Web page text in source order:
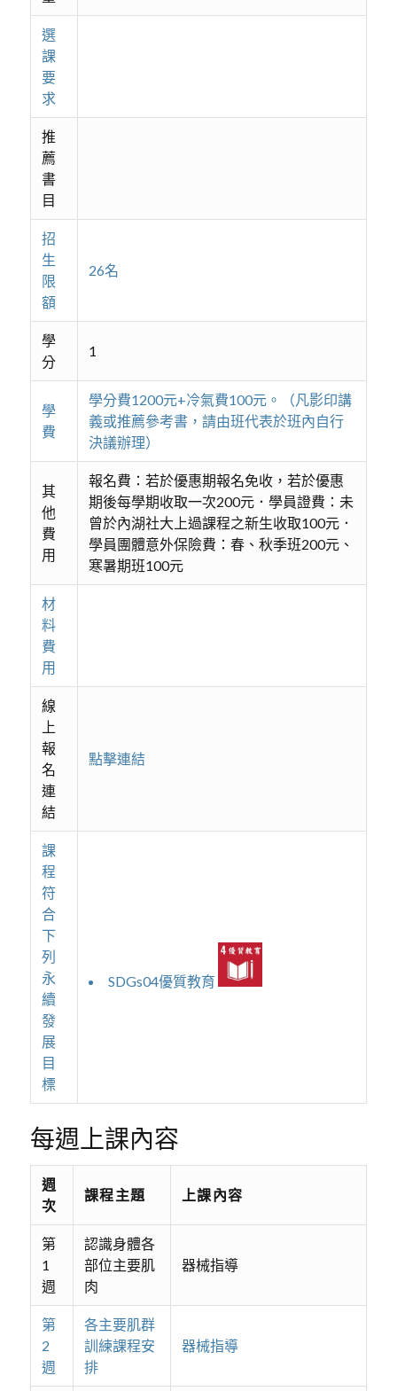
選
課
要
求
推
薦
書
目
招
生
限
額
26名
學
分
1
學
費
學分費1200元+冷氣費100元。（凡影印講
義或推薦參考書，請由班代表於班內自行
決議辦理）
其
他
費
用
報名費：若於優惠期報名免收，若於優惠
期後每學期收取一次200元．學員證費：未
曾於內湖社大上過課程之新生收取100元．
學員團體意外保險費：春、秋季班200元、
寒暑期班100元
材
料
費
用
線
上
報
名
連
結
點擊連結
課
程
符
合
下
列
永
續
發
展
目
標
SDGs04優質教育
每週上課內容
週
次
課程主題 上課內容
第
1
週
認識身體各
部位主要肌
肉
器械指導
第
2
週
各主要肌群
訓練課程安
排
器械指導